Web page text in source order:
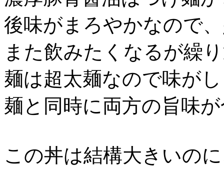
後味がまろやかなので
また飲みたくなるが繰
麺は超太麺なので味が
麺と同時に両方の旨味
この丼は結構大きいの